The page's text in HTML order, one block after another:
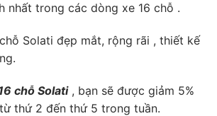
nhất trong các dòng xe 16 chỗ .
Solati đẹp mắt, rộng rãi , thiết kế
chỗ Solati, bạn sẽ được giảm 5%
thứ 2 đến thứ 5 trong tuần.